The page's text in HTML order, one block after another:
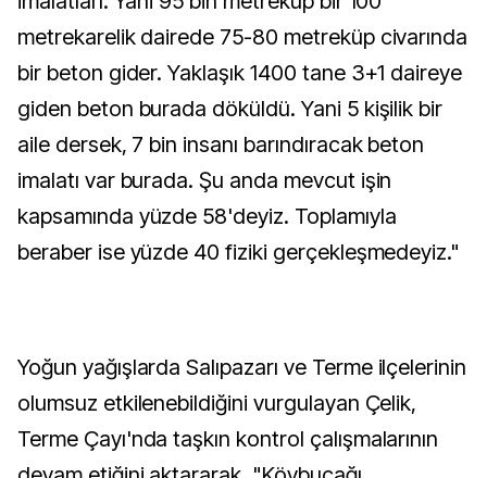
metrekarelik dairede 75-80 metreküp civarında
bir beton gider. Yaklaşık 1400 tane 3+1 daireye
giden beton burada döküldü. Yani 5 kişilik bir
aile dersek, 7 bin insanı barındıracak beton
imalatı var burada. Şu anda mevcut işin
kapsamında yüzde 58'deyiz. Toplamıyla
beraber ise yüzde 40 fiziki gerçekleşmedeyiz."
Yoğun yağışlarda Salıpazarı ve Terme ilçelerinin
olumsuz etkilenebildiğini vurgulayan Çelik,
Terme Çayı'nda taşkın kontrol çalışmalarının